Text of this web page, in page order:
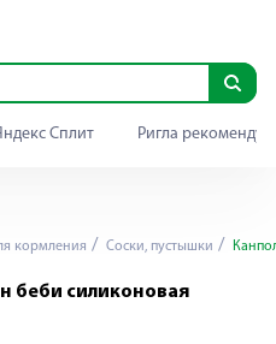
Сплит Ригла
кормления Cоски, пустышки
беби силиконовая